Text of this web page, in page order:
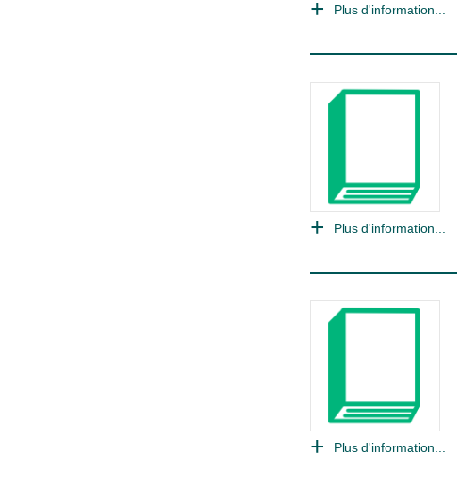
Plus d'information...
Plus d'information...
Plus d'information...